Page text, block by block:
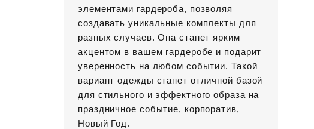
элементами гардероба, позволяя
создавать уникальные комплекты для
разных случаев. Она станет ярким
акцентом в вашем гардеробе и подарит
уверенность на любом событии. Такой
вариант одежды станет отличной базой
для стильного и эффектного образа на
праздничное событие, корпоратив,
Новый Год.